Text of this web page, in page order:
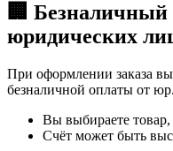
🏢 Безналичный
юридических
При оформлении заказа
безналичной оплаты от
Вы выбираете товар,
Счёт может быть